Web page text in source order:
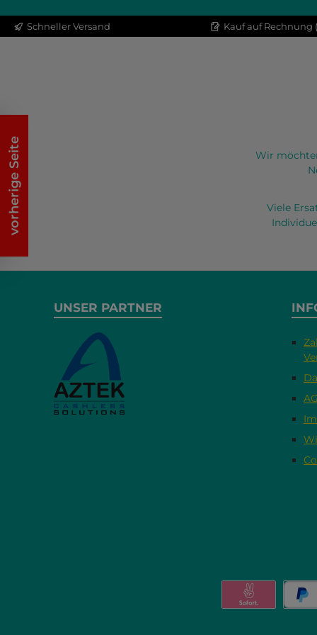
Schneller Versand Kauf auf Rechnung
Wir
Viele
UNSER PARTNER
vorherige Seite